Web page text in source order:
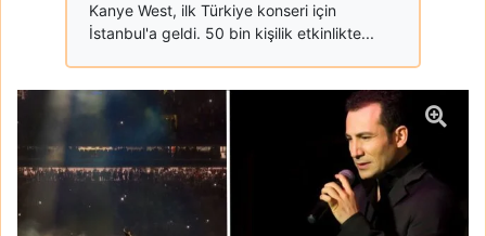
Kanye West, ilk Türkiye konseri için
İstanbul'a geldi. 50 bin kişilik etkinlikte...